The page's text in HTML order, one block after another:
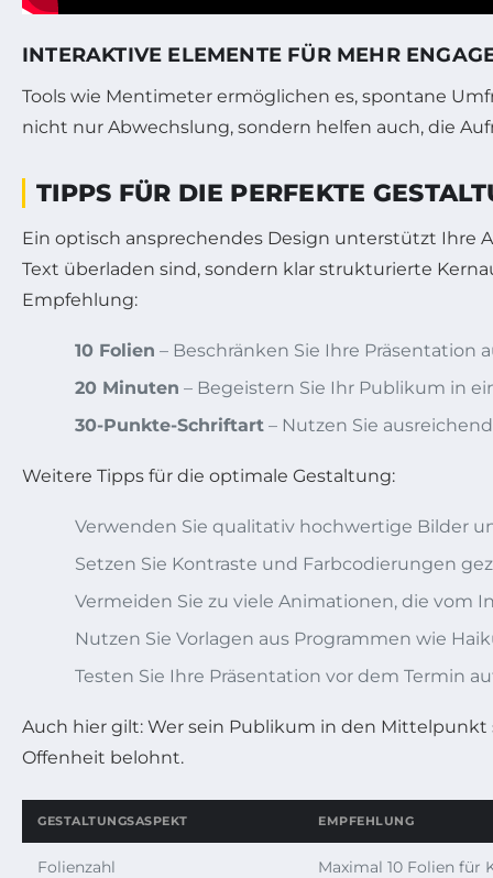
INTERAKTIVE ELEMENTE FÜR MEHR
Tools wie Mentimeter ermöglichen es, spontane
nicht nur Abwechslung, sondern helfen auch, die
TIPPS FÜR DIE PERFEKTE
Ein optisch ansprechendes Design unterstützt Ihre
Text überladen sind, sondern klar strukturierte
Empfehlung:
10 Folien – Beschränken Sie Ihre Präsentation
20 Minuten – Begeistern Sie Ihr Publikum in
30-Punkte-Schriftart – Nutzen Sie
Weitere Tipps für die optimale Gestaltung:
Verwenden Sie qualitativ hochwertige Bilder
Setzen Sie Kontraste und Farbcodierungen
Vermeiden Sie zu viele Animationen, die vom
Nutzen Sie Vorlagen aus Programmen wie
Testen Sie Ihre Präsentation vor dem Termin
Auch hier gilt: Wer sein Publikum in den
Offenheit belohnt.
GESTALTUNGSASPEKT EMPFEHLUNG
Folienzahl Maximal 10 Folien für